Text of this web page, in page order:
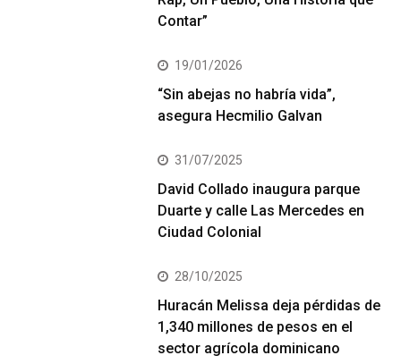
Contar”
19/01/2026
“Sin abejas no habría vida”,
asegura Hecmilio Galvan
31/07/2025
David Collado inaugura parque
Duarte y calle Las Mercedes en
Ciudad Colonial
28/10/2025
Huracán Melissa deja pérdidas de
1,340 millones de pesos en el
sector agrícola dominicano